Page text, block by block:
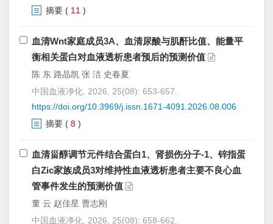
摘要 ( 11 )
血清Wnt家庭成员3A、血清尿酸与肌酐比值、能量平
衡相关蛋白对血液透析患者预后的预测价值
陈 东 路晶凯 张 洁 史春夏
中国血液净化. 2026, 25(08): 653-657.
https://doi.org/10.3969/j.issn.1671-4091.2026.08.006
摘要 ( 8 )
血清甾醇调节元件结合蛋白1、肾损伤分子-1、锌指蛋
白Zic家族成员3对维持性血液透析患者主要不良心血
管事件发生的预测价值
董 云 赵佳星 曹志刚
中国血液净化. 2026, 25(08): 658-662.